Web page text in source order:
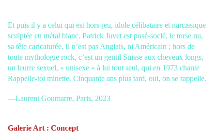
Et puis il y a celui qui est hors-jeu, idole célibataire et narcissique
sculptée en métal blanc. Patrick Juvet est posé-soclé, le torse nu,
sa tête caricaturée. Il n’est pas Anglais, ni Américain ; hors de
toute mythologie rock, c’est un gentil Suisse aux cheveux longs,
un leurre sexuel, « unisexe » à lui tout seul, qui en 1973 chante
Rappelle-toi minette. Cinquante ans plus tard, oui, on se rappelle.
—Laurent Goumarre, Paris, 2023
Galerie Art : Concept